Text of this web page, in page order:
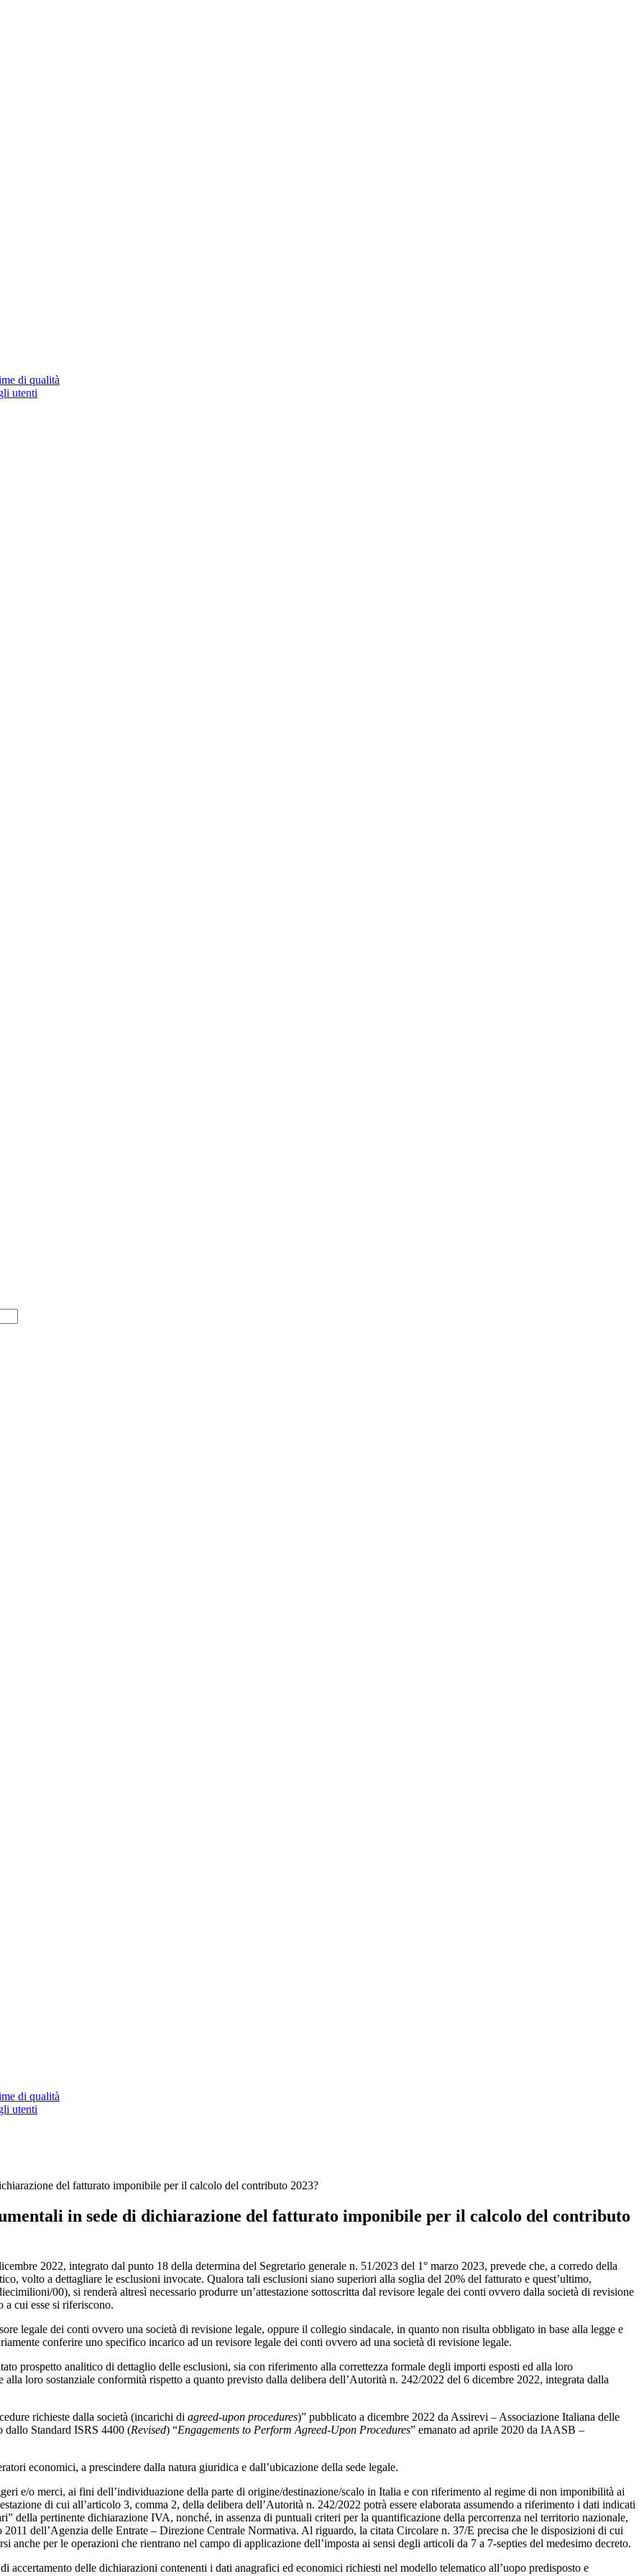
di qualità
utenti
di qualità
utenti
del fatturato imponibile per il calcolo del contributo 2023?
in sede di dichiarazione del fatturato imponibile per il calcolo del contributo
2022, integrato dal punto 18 della determina del Segretario generale n. 51/2023 del 1° marzo 2023, prevede che, a corredo della
volto a dettagliare le esclusioni invocate. Qualora tali esclusioni siano superiori alla soglia del 20% del fatturato e quest’ultimo,
00), si renderà altresì necessario produrre un’attestazione sottoscritta dal revisore legale dei conti ovvero dalla società di revisione
a cui esse si riferiscono.
legale dei conti ovvero una società di revisione legale, oppure il collegio sindacale, in quanto non risulta obbligato in base alla legge e
conferire uno specifico incarico ad un revisore legale dei conti ovvero ad una società di revisione legale.
prospetto analitico di dettaglio delle esclusioni, sia con riferimento alla correttezza formale degli importi esposti ed alla loro
loro sostanziale conformità rispetto a quanto previsto dalla delibera dell’Autorità n. 242/2022 del 6 dicembre 2022, integrata dalla
richieste dalla società (incarichi di agreed-upon procedures)” pubblicato a dicembre 2022 da Assirevi – Associazione Italiana delle
dallo Standard ISRS 4400 (Revised) “Engagements to Perform Agreed-Upon Procedures” emanato ad aprile 2020 da IAASB –
economici, a prescindere dalla natura giuridica e dall’ubicazione della sede legale.
e/o merci, ai fini dell’individuazione della parte di origine/destinazione/scalo in Italia e con riferimento al regime di non imponibilità ai
di cui all’articolo 3, comma 2, della delibera dell’Autorità n. 242/2022 potrà essere elaborata assumendo a riferimento i dati indicati
della pertinente dichiarazione IVA, nonché, in assenza di puntuali criteri per la quantificazione della percorrenza nel territorio nazionale,
dell’Agenzia delle Entrate – Direzione Centrale Normativa. Al riguardo, la citata Circolare n. 37/E precisa che le disposizioni di cui
anche per le operazioni che rientrano nel campo di applicazione dell’imposta ai sensi degli articoli da 7 a 7-septies del medesimo decreto.
delle dichiarazioni contenenti i dati anagrafici ed economici richiesti nel modello telematico all’uopo predisposto e